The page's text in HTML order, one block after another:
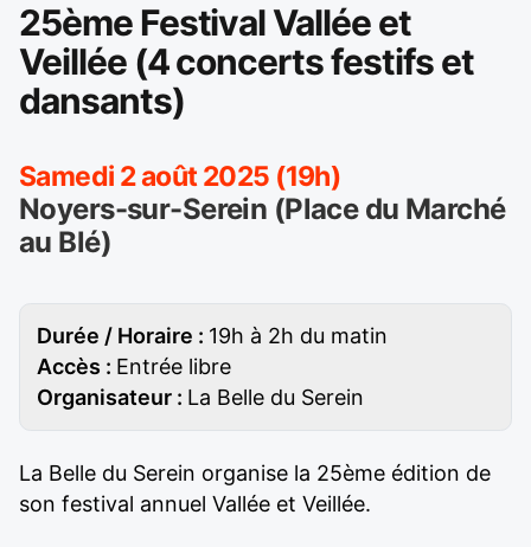
25ème Festival Vallée et
Veillée (4 concerts festifs et
dansants)
Samedi 2 août 2025 (19h)
Noyers-sur-Serein (Place du Marché
au Blé)
Durée / Horaire : 19h à 2h du matin
Accès : Entrée libre
Organisateur : La Belle du Serein
La Belle du Serein organise la 25ème édition de
son festival annuel Vallée et Veillée.